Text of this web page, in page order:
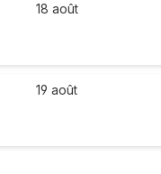
18 août
19 août